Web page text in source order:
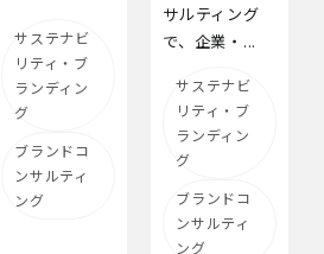
サステナビ
リティ・ブ
ランディン
グ
ブランドコ
ンサルティ
ング
サルティング
で、企業・...
サステナビ
リティ・ブ
ランディン
グ
ブランドコ
ンサルティ
ング